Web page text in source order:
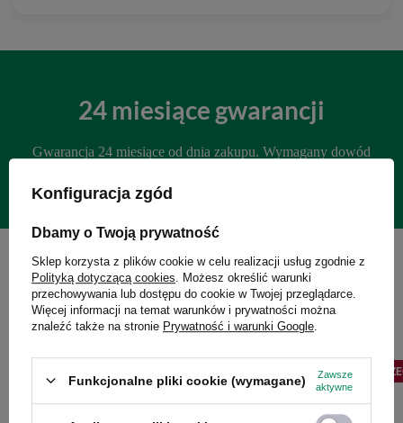
24 miesiące gwarancji
Gwarancja 24 miesiące od dnia zakupu. Wymagany dowód
Zobacz również:
OKAZJA
Konfiguracja zgód
Dbamy o Twoją prywatność
Sklep korzysta z plików cookie w celu realizacji usług zgodnie z
Polityką dotyczącą cookies . Możesz określić warunki
przechowywania lub dostępu do cookie w Twojej przeglądarce.
Więcej informacji na temat warunków i prywatności można
znaleźć także na stronie Prywatność i warunki Google
Funkcjonalne pliki cookie (wymagane)
Zawsze
aktywne